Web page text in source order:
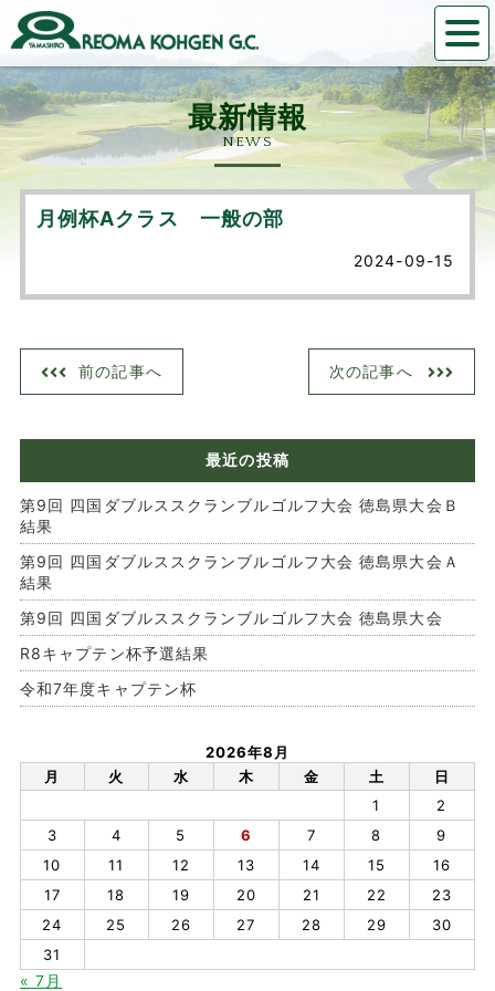
NEWS
月例杯Aクラス 一般の部
2024-09-15
前の記事へ 次の記事へ
最近の投稿
第9回 四国ダブルススクランブルゴルフ大会 徳島県大会Ｂ
結果
第9回 四国ダブルススクランブルゴルフ大会 徳島県大会Ａ
結果
第9回 四国ダブルススクランブルゴルフ大会 徳島県大会
R8キャプテン杯予選結果
令和7年度キャプテン杯
2026年8月
月
火 水 木 金 土
日
1
2
3
4 5 6 7 8
9
10
11 12 13 14 15
16
17
18 19 20 21 22
23
24
25 26 27 28 29
30
31
« 7月